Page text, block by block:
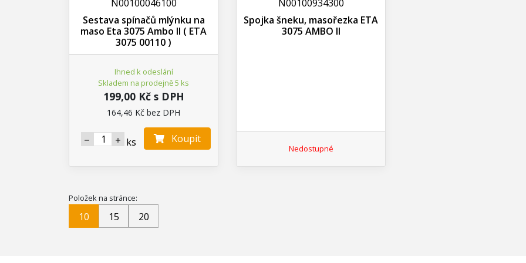
N00100046100
Sestava spínačů mlýnku na
maso Eta 3075 Ambo II ( ETA
3075 00110 )
Ihned k odeslání
Skladem na prodejně 5 ks
199,00 Kč s DPH
164,46 Kč bez DPH
ks Koupit
N00100934300
Spojka šneku, masořezka ETA
3075 AMBO II
Nedostupné
Položek na stránce:
10 15 20